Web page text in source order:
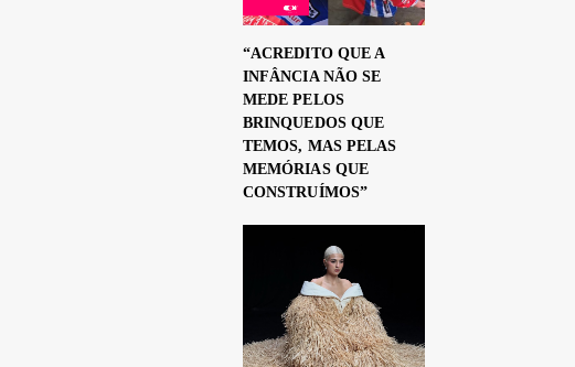
“ACREDITO QUE A
INFÂNCIA NÃO SE
MEDE PELOS
BRINQUEDOS QUE
TEMOS, MAS PELAS
MEMÓRIAS QUE
CONSTRUÍMOS”